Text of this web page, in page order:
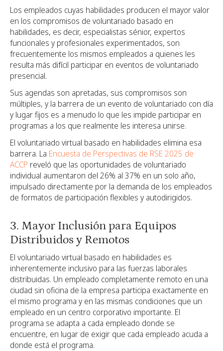
Los empleados cuyas habilidades producen el mayor valor
en los compromisos de voluntariado basado en
habilidades, es decir, especialistas sénior, expertos
funcionales y profesionales experimentados, son
frecuentemente los mismos empleados a quienes les
resulta más difícil participar en eventos de voluntariado
presencial.
Sus agendas son apretadas, sus compromisos son
múltiples, y la barrera de un evento de voluntariado con día
y lugar fijos es a menudo lo que les impide participar en
programas a los que realmente les interesa unirse.
El voluntariado virtual basado en habilidades elimina esa
barrera. La Encuesta de Perspectivas de RSE 2025 de
ACCP reveló que las oportunidades de voluntariado
individual aumentaron del 26% al 37% en un solo año,
impulsado directamente por la demanda de los empleados
de formatos de participación flexibles y autodirigidos.
3. Mayor Inclusión para Equipos
Distribuidos y Remotos
El voluntariado virtual basado en habilidades es
inherentemente inclusivo para las fuerzas laborales
distribuidas. Un empleado completamente remoto en una
ciudad sin oficina de la empresa participa exactamente en
el mismo programa y en las mismas condiciones que un
empleado en un centro corporativo importante. El
programa se adapta a cada empleado donde se
encuentre, en lugar de exigir que cada empleado acuda a
donde está el programa.